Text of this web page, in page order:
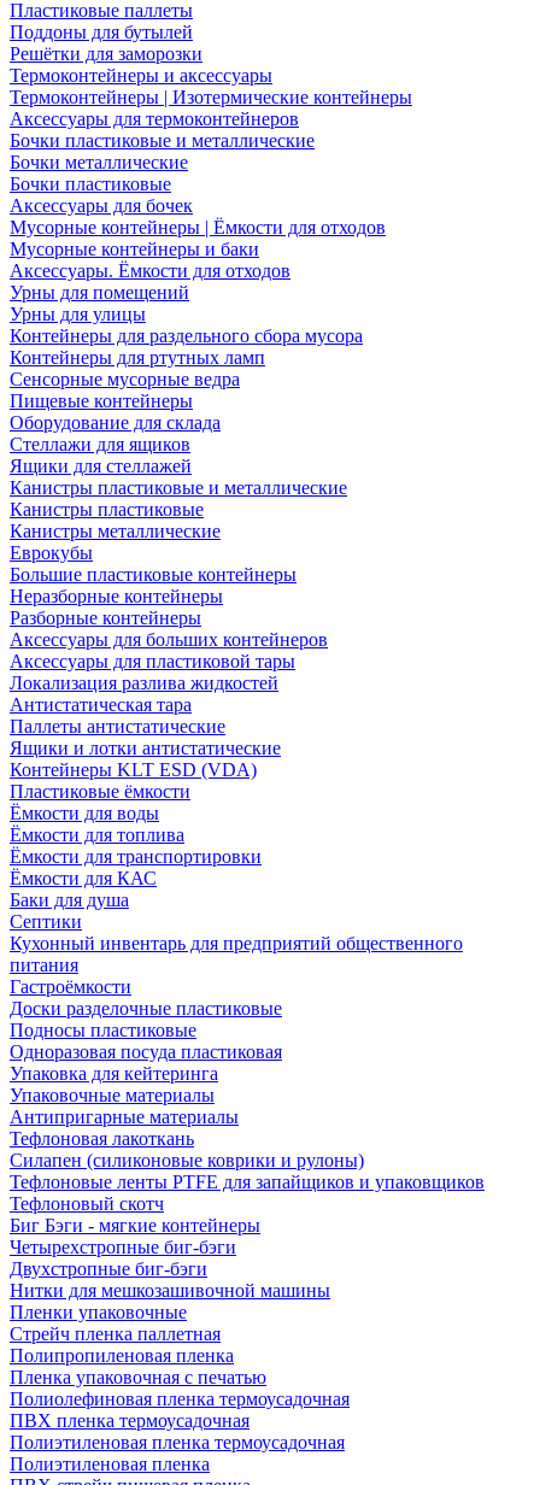
Пластиковые паллеты
Поддоны для бутылей
Решётки для заморозки
Термоконтейнеры и аксессуары
Термоконтейнеры | Изотермические контейнеры
Аксессуары для термоконтейнеров
Бочки пластиковые и металлические
Бочки металлические
Бочки пластиковые
Аксессуары для бочек
Мусорные контейнеры | Ёмкости для отходов
Мусорные контейнеры и баки
Аксессуары. Ёмкости для отходов
Урны для помещений
Урны для улицы
Контейнеры для раздельного сбора мусора
Контейнеры для ртутных ламп
Сенсорные мусорные ведра
Пищевые контейнеры
Оборудование для склада
Стеллажи для ящиков
Ящики для стеллажей
Канистры пластиковые и металлические
Канистры пластиковые
Канистры металлические
Еврокубы
Большие пластиковые контейнеры
Неразборные контейнеры
Разборные контейнеры
Аксессуары для больших контейнеров
Аксессуары для пластиковой тары
Локализация разлива жидкостей
Антистатическая тара
Паллеты антистатические
Ящики и лотки антистатические
Контейнеры KLT ESD (VDA)
Пластиковые ёмкости
Ёмкости для воды
Ёмкости для топлива
Ёмкости для транспортировки
Ёмкости для КАС
Баки для душа
Септики
Кухонный инвентарь для предприятий общественного
питания
Гастроёмкости
Доски разделочные пластиковые
Подносы пластиковые
Одноразовая посуда пластиковая
Упаковка для кейтеринга
Упаковочные материалы
Антипригарные материалы
Тефлоновая лакоткань
Силапен (силиконовые коврики и рулоны)
Тефлоновые ленты PTFE для запайщиков и упаковщиков
Тефлоновый скотч
Биг Бэги - мягкие контейнеры
Четырехстропные биг-бэги
Двухстропные биг-бэги
Нитки для мешкозашивочной машины
Пленки упаковочные
Стрейч пленка паллетная
Полипропиленовая пленка
Пленка упаковочная с печатью
Полиолефиновая пленка термоусадочная
ПВХ пленка термоусадочная
Полиэтиленовая пленка термоусадочная
Полиэтиленовая пленка